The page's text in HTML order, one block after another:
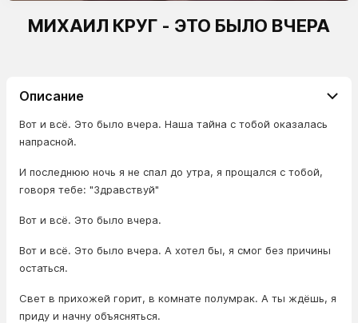
МИХАИЛ КРУГ - ЭТО БЫЛО ВЧЕРА
Описание
Вот и всё. Это было вчера. Наша тайна с тобой оказалась
напрасной.
И последнюю ночь я не спал до утра, я прощался с тобой,
говоря тебе: "Здравствуй"
Вот и всё. Это было вчера.
Вот и всё. Это было вчера. А хотел бы, я смог без причины
остаться.
Свет в прихожей горит, в комнате полумрак. А ты ждёшь, я
приду и начну объясняться.